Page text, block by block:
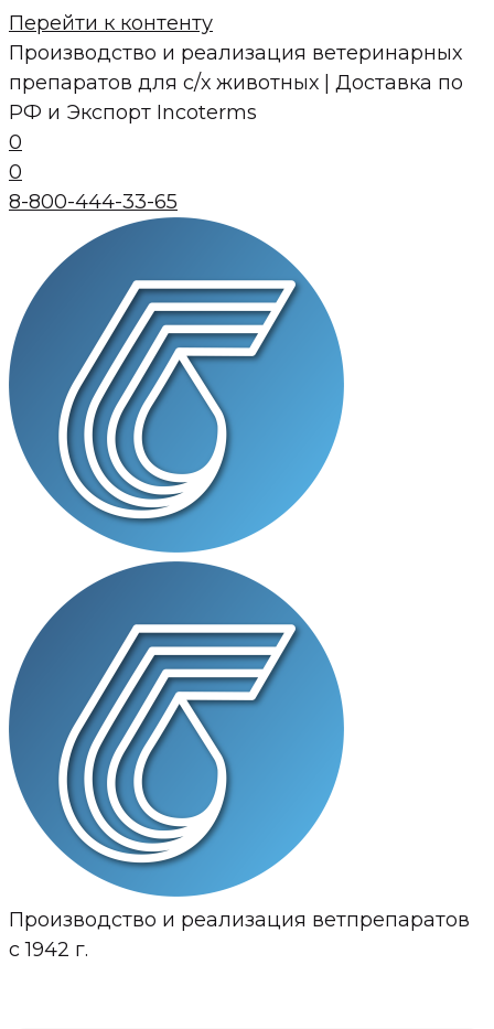
Перейти к контенту
Производство и реализация ветеринарных
препаратов для с/х животных | Доставка по
РФ и Экспорт Incoterms
0
0
8-800-444-33-65
Производство и реализация ветпрепаратов
с 1942 г.